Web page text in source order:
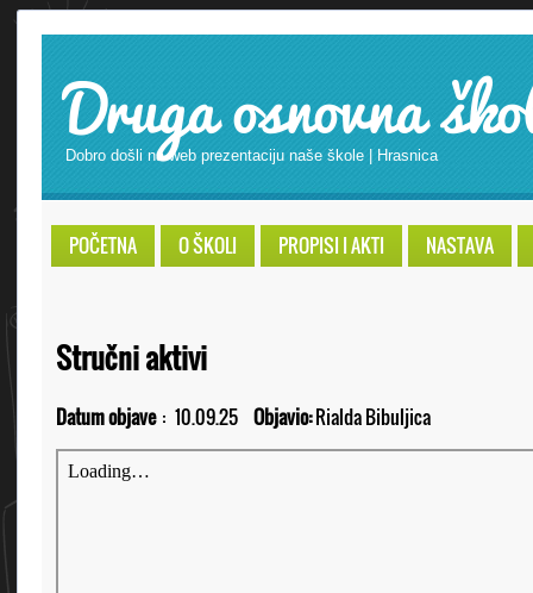
Druga osnovna
Dobro došli na web prezentaciju naše škole | Hrasnica
POČETNA O ŠKOLI PROPISI I AKTI NASTAVA
Stručni aktivi
Datum objave : 10.09.25 Objavio:Rialda Bibuljica